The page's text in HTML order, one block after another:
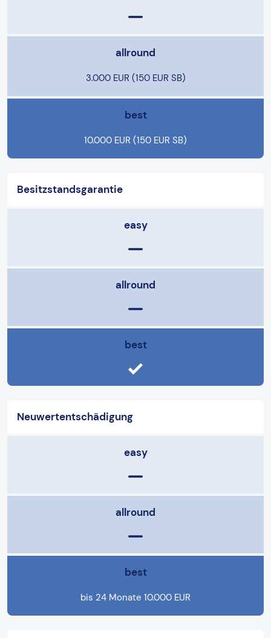
allround
3.000 EUR (150 EUR SB)
best
10.000 EUR (150 EUR SB)
Besitzstandsgarantie
easy
allround
best
Neuwertentschädigung
easy
allround
best
bis 24 Monate 10.000 EUR